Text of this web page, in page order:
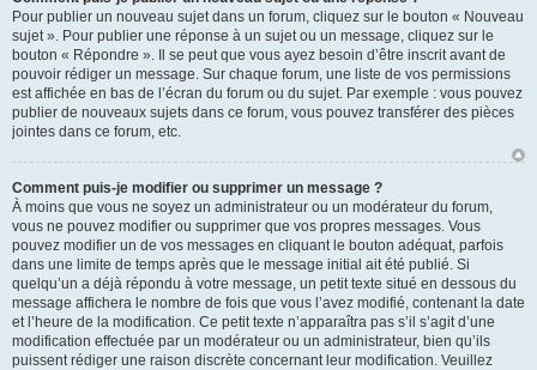
Pour publier un nouveau sujet dans un forum, cliquez sur le bouton « Nouveau
sujet ». Pour publier une réponse à un sujet ou un message, cliquez sur le
bouton « Répondre ». Il se peut que vous ayez besoin d’être inscrit avant de
pouvoir rédiger un message. Sur chaque forum, une liste de vos permissions
est affichée en bas de l’écran du forum ou du sujet. Par exemple : vous pouvez
publier de nouveaux sujets dans ce forum, vous pouvez transférer des pièces
jointes dans ce forum, etc.
Comment puis-je modifier ou supprimer un message ?
À moins que vous ne soyez un administrateur ou un modérateur du forum,
vous ne pouvez modifier ou supprimer que vos propres messages. Vous
pouvez modifier un de vos messages en cliquant le bouton adéquat, parfois
dans une limite de temps après que le message initial ait été publié. Si
quelqu’un a déjà répondu à votre message, un petit texte situé en dessous du
message affichera le nombre de fois que vous l’avez modifié, contenant la date
et l’heure de la modification. Ce petit texte n’apparaîtra pas s’il s’agit d’une
modification effectuée par un modérateur ou un administrateur, bien qu’ils
puissent rédiger une raison discrète concernant leur modification. Veuillez